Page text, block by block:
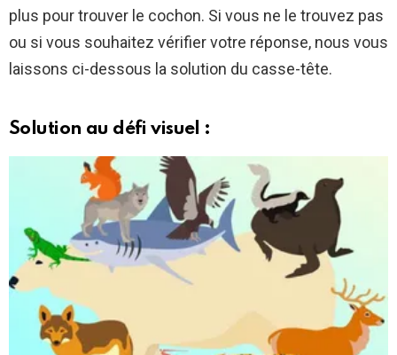
plus pour trouver le cochon. Si vous ne le trouvez pas
ou si vous souhaitez vérifier votre réponse, nous vous
laissons ci-dessous la solution du casse-tête.
Solution au défi visuel :